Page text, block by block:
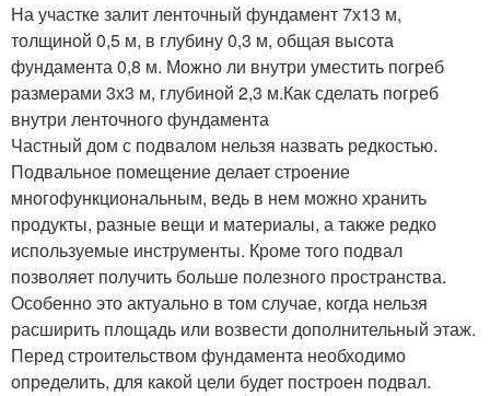
На участке залит ленточный фундамент 7х13 м,
толщиной 0,5 м, в глубину 0,3 м, общая высота
фундамента 0,8 м. Можно ли внутри уместить погреб
размерами 3х3 м, глубиной 2,3 м.Как сделать погреб
внутри ленточного фундамента
Частный дом с подвалом нельзя назвать редкостью.
Подвальное помещение делает строение
многофункциональным, ведь в нем можно хранить
продукты, разные вещи и материалы, а также редко
используемые инструменты. Кроме того подвал
позволяет получить больше полезного пространства.
Особенно это актуально в том случае, когда нельзя
расширить площадь или возвести дополнительный этаж.
Перед строительством фундамента необходимо
определить, для какой цели будет построен подвал.